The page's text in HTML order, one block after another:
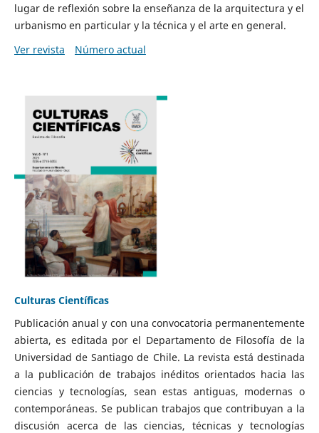
lugar de reflexión sobre la enseñanza de la arquitectura y el
urbanismo en particular y la técnica y el arte en general.
Ver revista
Número actual
Culturas Científicas
Publicación anual y con una convocatoria permanentemente
abierta, es editada por el Departamento de Filosofía de la
Universidad de Santiago de Chile. La revista está destinada
a la publicación de trabajos inéditos orientados hacia las
ciencias y tecnologías, sean estas antiguas, modernas o
contemporáneas. Se publican trabajos que contribuyan a la
discusión acerca de las ciencias, técnicas y tecnologías